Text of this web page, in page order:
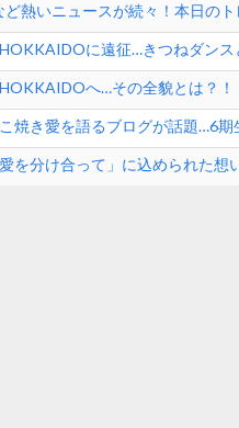
熱いニュースが続々！本日のト
に遠征…きつねダンス
へ…その全貌とは？！
焼き愛を語るブログが話題…6期
を分け合って」に込められた想